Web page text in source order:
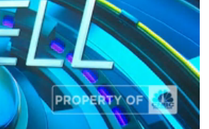
Indonesia, Jumat (31/05/2024).